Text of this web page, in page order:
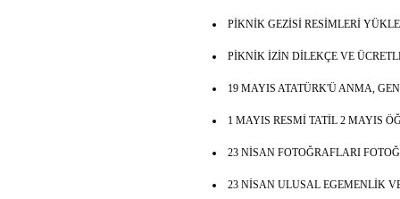
PİKNİK GEZİSİ RESİMLERİ
PİKNİK İZİN DİLEKÇE VE
19 MAYIS ATATÜRK'Ü ANMA,
1 MAYIS RESMİ TATİL 2 MAYIS
23 NİSAN FOTOĞRAFLARI
23 NİSAN ULUSAL EGEMENLİK